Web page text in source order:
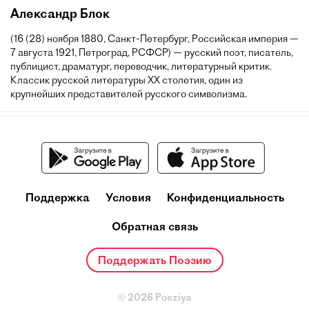
Александр Блок
(16 (28) ноября 1880, Санкт-Петербург, Российская империя —
7 августа 1921, Петроград, РСФСР) — русский поэт, писатель,
публицист, драматург, переводчик, литературный критик.
Классик русской литературы XX столетия, один из
крупнейших представителей русского символизма.
Поддержка Условия Конфиденциальность
Обратная связь
Поддержать Поэзию
© 2026 Poeziya